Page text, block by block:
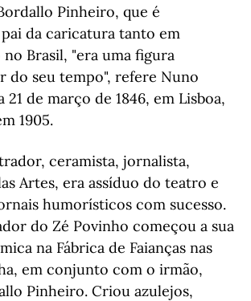
Pinheiro, que é
da caricatura tanto em
Brasil, "era uma figura
do seu tempo", refere Nuno
21 de março de 1846, em Lisboa,
1905.
ceramista, jornalista,
Artes, era assíduo do teatro e
humorísticos com sucesso.
do Zé Povinho começou a sua
na Fábrica de Faianças nas
em conjunto com o irmão,
Pinheiro. Criou azulejos,